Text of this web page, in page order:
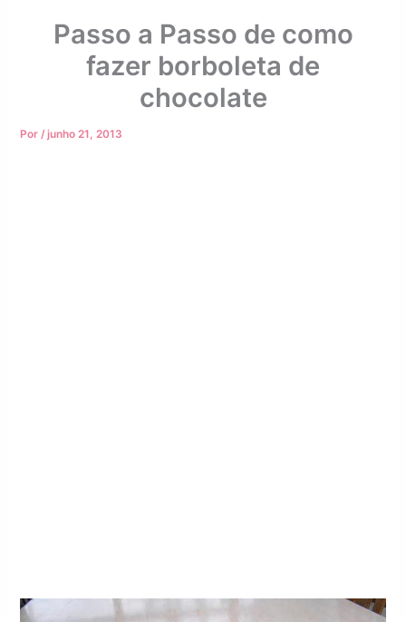
Passo a Passo de como
fazer borboleta de
chocolate
Por/ junho 21, 2013